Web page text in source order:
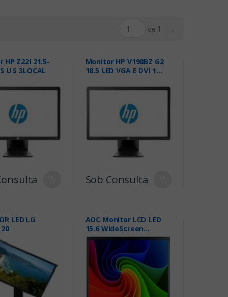
de 1 →
Z22I 21.5-
U S 3LOCAL
Monitor HP V198BZ G2
18.5 LED VGA E DVI 1
Sob Consulta
LED LG
AOC Monitor LCD LED
15.6 WideScreen
(1366x768) PN:
E1670SWU